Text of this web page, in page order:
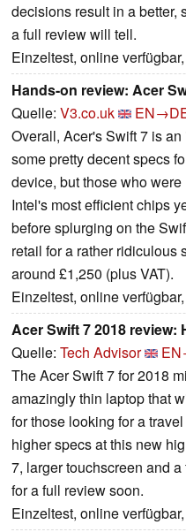
decisions result in a better,
a full review will tell.
Einzeltest, online
Hands-on review: Acer
Quelle: V3.co.uk
Overall, Acer's Swift 7 is
some pretty decent specs
device, but those who
Intel's most efficient chips
before splurging on the
retail for a rather ridiculous
around £1,250 (plus VAT).
Einzeltest, online
Acer Swift 7 2018 review:
Quelle: Tech Advisor
The Acer Swift 7 for 2018
amazingly thin laptop that
for those looking for a
higher specs at this new
7, larger touchscreen and
for a full review soon.
Einzeltest, online